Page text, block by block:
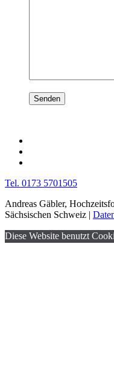
Tel. 0173 5701505
Andreas Gäbler,
Sächsischen Schweiz |
Diese Website benutzt